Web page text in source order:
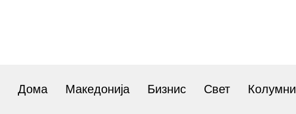
Дома Македонија Бизнис Свет Колумни